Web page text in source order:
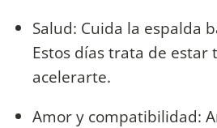
Salud: Cuida la espalda
Estos días trata de estar
acelerarte.
Amor y compatibilidad: